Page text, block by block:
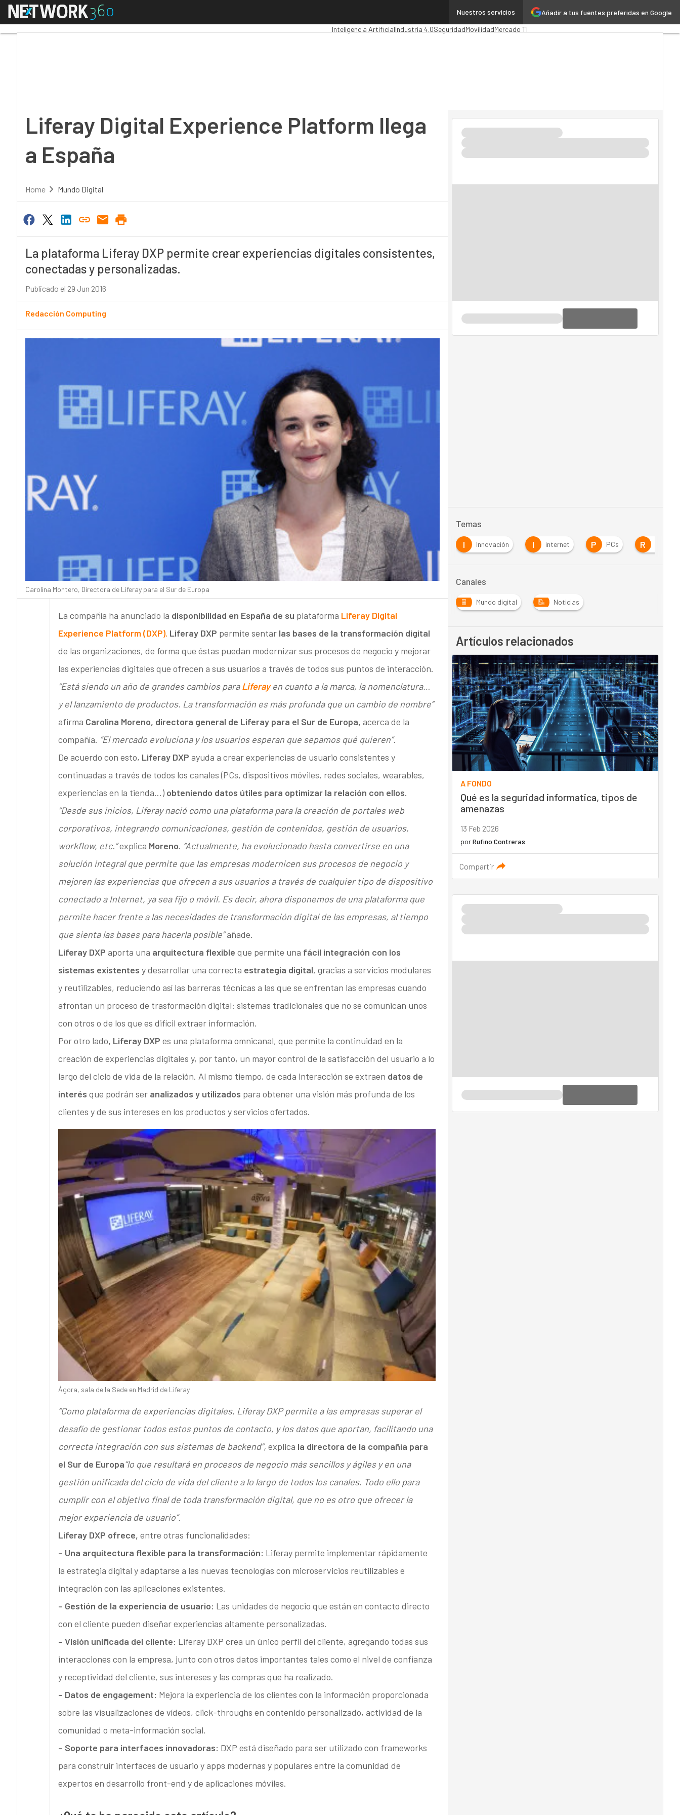
Añadir a tus fuentes preferidas en Google
Nuestros servicios
Menú Administración PúblicaMarTech
Cloud
Inteligencia ArtificialIndustria 4.0SeguridadMovilidadMercado TI
Liferay Digital Experience Platform llega
a España
Home Mundo Digital
La plataforma Liferay DXP permite crear experiencias digitales consistentes,
conectadas y personalizadas.
Publicado el 29 Jun 2016
Redacción Computing
Carolina Montero, Directora de Liferay para el Sur de Europa
La compañía ha anunciado la disponibilidad en España de su plataforma Liferay Digital
Experience Platform (DXP). Liferay DXP permite sentar las bases de la transformación digital
de las organizaciones, de forma que éstas puedan modernizar sus procesos de negocio y mejorar
las experiencias digitales que ofrecen a sus usuarios a través de todos sus puntos de interacción.
“Está siendo un año de grandes cambios paraLiferayen cuanto a la marca, la nomenclatura…
y el lanzamiento de productos. La transformación es más profunda que un cambio de nombre”
afirma Carolina Moreno, directora general de Liferay para el Sur de Europa, acerca de la
compañía. “El mercado evoluciona y los usuarios esperan que sepamos qué quieren”.
De acuerdo con esto, Liferay DXP ayuda a crear experiencias de usuario consistentes y
continuadas a través de todos los canales (PCs, dispositivos móviles, redes sociales, wearables,
experiencias en la tienda…)obteniendo datos útiles para optimizar la relación con ellos.
“Desde sus inicios, Liferay nació como una plataforma para la creación de portales web
corporativos, integrando comunicaciones, gestión de contenidos, gestión de usuarios,
workflow, etc.”explica Moreno. “Actualmente, ha evolucionado hasta convertirse en una
solución integral que permite que las empresas modernicen sus procesos de negocio y
mejoren las experiencias que ofrecen a sus usuarios a través de cualquier tipo de dispositivo
conectado a Internet, ya sea fijo o móvil. Es decir, ahora disponemos de una plataforma que
permite hacer frente a las necesidades de transformación digital de las empresas, al tiempo
que sienta las bases para hacerla posible”añade.
Liferay DXP aporta una arquitectura flexible que permite una fácil integración con los
sistemas existentes y desarrollar una correcta estrategia digital, gracias a servicios modulares
y reutilizables, reduciendo así las barreras técnicas a las que se enfrentan las empresas cuando
afrontan un proceso de trasformación digital: sistemas tradicionales que no se comunican unos
con otros o de los que es difícil extraer información.
Por otro lado, Liferay DXP es una plataforma omnicanal, que permite la continuidad en la
creación de experiencias digitales y, por tanto, un mayor control de la satisfacción del usuario a lo
largo del ciclo de vida de la relación. Al mismo tiempo, de cada interacción se extraen datos de
interés que podrán seranalizados y utilizados para obtener una visión más profunda de los
clientes y de sus intereses en los productos y servicios ofertados.
Ágora, sala de la Sede en Madrid de Liferay
“Como plataforma de experiencias digitales, Liferay DXP permite a las empresas superar el
desafío de gestionar todos estos puntos de contacto, y los datos que aportan, facilitando una
correcta integración con sus sistemas de backend”, explica la directora de la compañía para
el Sur de Europa“lo que resultará en procesos de negocio más sencillos y ágiles y en una
gestión unificada del ciclo de vida del cliente a lo largo de todos los canales. Todo ello para
cumplir con el objetivo final de toda transformación digital, que no es otro que ofrecer la
mejor experiencia de usuario”.
Liferay DXP ofrece, entre otras funcionalidades:
– Una arquitectura flexible para la transformación: Liferay permite implementar rápidamente
la estrategia digital y adaptarse a las nuevas tecnologías con microservicios reutilizables e
integración con las aplicaciones existentes.
– Gestión de la experiencia de usuario: Las unidades de negocio que están en contacto directo
con el cliente pueden diseñar experiencias altamente personalizadas.
– Visión unificada del cliente: Liferay DXP crea un único perfil del cliente, agregando todas sus
interacciones con la empresa, junto con otros datos importantes tales como el nivel de confianza
y receptividad del cliente, sus intereses y las compras que ha realizado.
– Datos de engagement: Mejora la experiencia de los clientes con la información proporcionada
sobre las visualizaciones de vídeos, click-throughs en contenido personalizado, actividad de la
comunidad o meta-información social.
– Soporte para interfaces innovadoras: DXP está diseñado para ser utilizado con frameworks
para construir interfaces de usuario y apps modernas y populares entre la comunidad de
expertos en desarrollo front-end y de aplicaciones móviles.
Temas
E
Empresa I Innovación I internet P PCs R
Canales
Mundo digital Noticias
Artículos relacionados
A FONDO
Qué es la seguridad informatica, tipos de
amenazas
13 Feb 2026
porRufino Contreras
Compartir